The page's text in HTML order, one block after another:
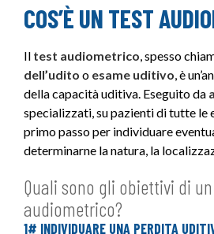
COS’È UN TEST
Il test audiometrico, spesso
dell’udito o esame uditivo, è
della capacità uditiva. Eseguito da
specializzati, su pazienti di tutte le
primo passo per individuare
determinarne la natura, la
Quali sono gli obiettivi di
audiometrico?
1# INDIVIDUARE UNA PERDITA